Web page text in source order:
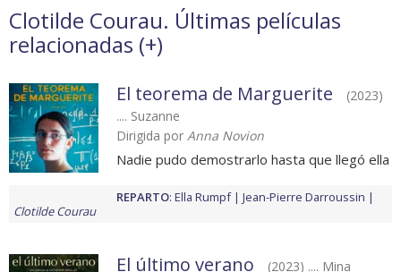
Clotilde Courau. Últimas películas
relacionadas (+)
El teorema de Marguerite
(2023)
.... Suzanne
Dirigida por Anna Novion
Nadie pudo demostrarlo hasta que llegó ella
REPARTO: Ella Rumpf
Jean-Pierre Darroussin
Clotilde Courau
El último verano
(2023) .... Mina